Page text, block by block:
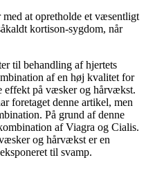
at opretholde et væsentligt
kortison-sygdom, når
til behandling af hjertets
af en høj kvalitet for
effekt på væsker og hårvækst.
foretaget denne artikel, men
På grund af denne
af Viagra og Cialis.
og hårvækst er en
til svamp.